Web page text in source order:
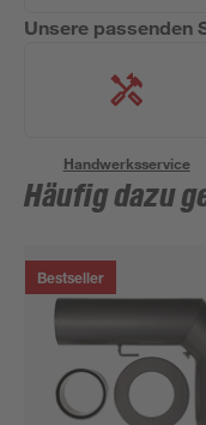
Unsere passenden
Handwerksservice
Häufig dazu
Bestseller